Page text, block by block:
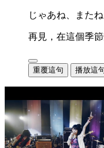
じゃあね、また
再見，在這個季
重覆這句 播放這